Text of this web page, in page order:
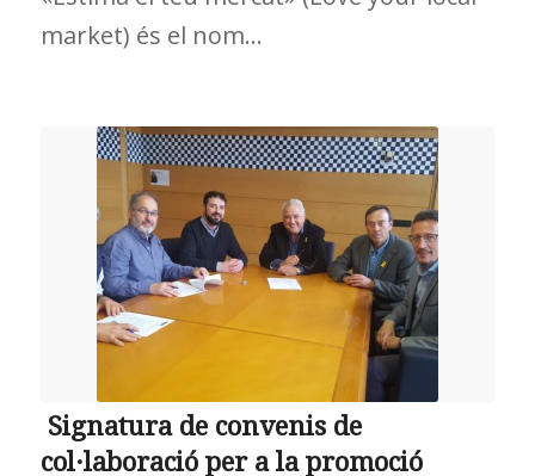
market) és el nom…
Signatura de convenis de
col·laboració per a la promoció